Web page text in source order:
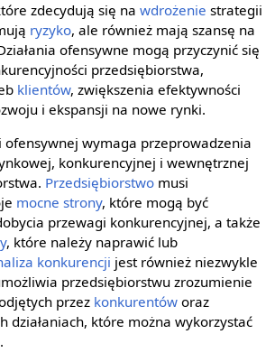
zdecydują się na wdrożenie strategii
ryzyko, ale również mają szansę na
ofensywne mogą przyczynić się
przedsiębiorstwa,
klientów, zwiększenia efektywności
i ekspansji na nowe rynki.
wymaga przeprowadzenia
konkurencyjnej i wewnętrznej
Przedsiębiorstwomusi
mocne strony, które mogą być
przewagi konkurencyjnej, a także
, które należy naprawić lub
konkurencji jest również niezwykle
przedsiębiorstwu zrozumienie
przez konkurentóworaz
działaniach, które można wykorzystać